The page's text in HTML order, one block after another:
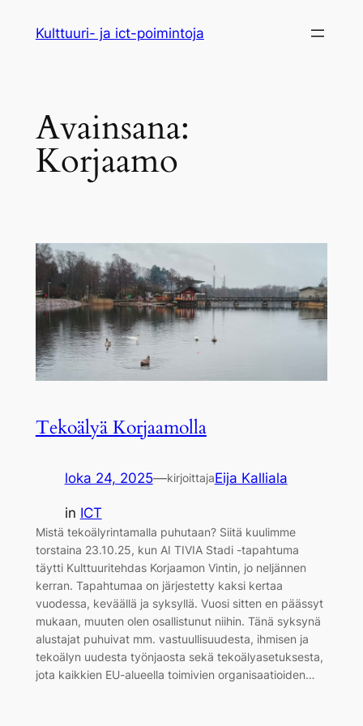
sisältöön
Kulttuuri- ja ict-poimintoja
Avainsana:
Korjaamo
Tekoälyä Korjaamolla
loka 24, 2025—kirjoittajaEija Kalliala
in ICT
Mistä tekoälyrintamalla puhutaan? Siitä kuulimme
torstaina 23.10.25, kun AI TIVIA Stadi -tapahtuma
täytti Kulttuuritehdas Korjaamon Vintin, jo neljännen
kerran. Tapahtumaa on järjestetty kaksi kertaa
vuodessa, keväällä ja syksyllä. Vuosi sitten en päässyt
mukaan, muuten olen osallistunut niihin. Tänä syksynä
alustajat puhuivat mm. vastuullisuudesta, ihmisen ja
tekoälyn uudesta työnjaosta sekä tekoälyasetuksesta,
jota kaikkien EU-alueella toimivien organisaatioiden…